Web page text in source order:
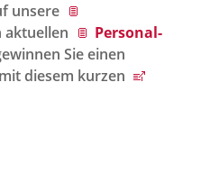
unsere
aktuellen
Personal-
Sie einen
diesem kurzen